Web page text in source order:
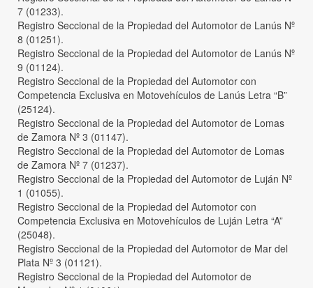
7 (01233).
Registro Seccional de la Propiedad del Automotor de Lanús Nº
8 (01251).
Registro Seccional de la Propiedad del Automotor de Lanús Nº
9 (01124).
Registro Seccional de la Propiedad del Automotor con
Competencia Exclusiva en Motovehículos de Lanús Letra “B”
(25124).
Registro Seccional de la Propiedad del Automotor de Lomas
de Zamora Nº 3 (01147).
Registro Seccional de la Propiedad del Automotor de Lomas
de Zamora Nº 7 (01237).
Registro Seccional de la Propiedad del Automotor de Luján Nº
1 (01055).
Registro Seccional de la Propiedad del Automotor con
Competencia Exclusiva en Motovehículos de Luján Letra “A”
(25048).
Registro Seccional de la Propiedad del Automotor de Mar del
Plata Nº 3 (01121).
Registro Seccional de la Propiedad del Automotor de